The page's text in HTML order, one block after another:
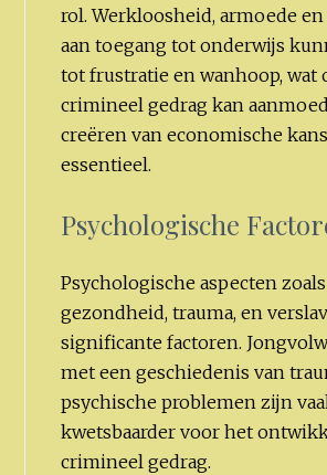
rol. Werkloosheid, armoede
aan toegang tot onderwijs
tot frustratie en wanhoop, wat
crimineel gedrag kan
creëren van economische
essentieel.
Psychologische
Psychologische aspecten
gezondheid, trauma, en
significante factoren.
met een geschiedenis van
psychische problemen zijn
kwetsbaarder voor het
crimineel gedrag.